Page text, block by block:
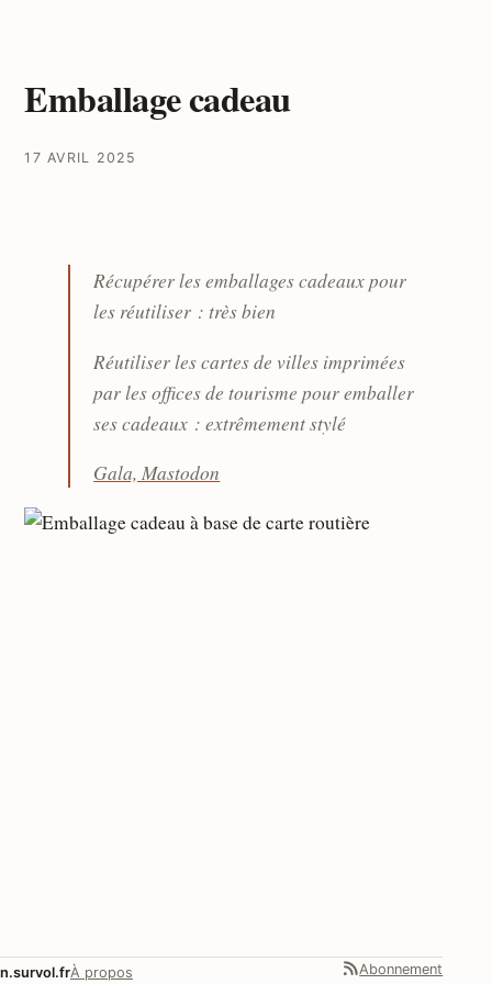
Emballage cadeau
17 AVRIL 2025
Récupérer les emballages cadeaux pour
les réutiliser : très bien
Réutiliser les cartes de villes imprimées
par les offices de tourisme pour emballer
ses cadeaux : extrêmement stylé
Gala, Mastodon
n.survol.frÀ propos Abonnement